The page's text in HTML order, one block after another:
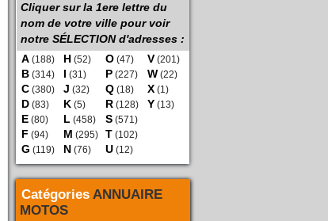
Cliquer sur la 1ere lettre du
nom de votre ville pour voir
notre SÉLECTION d'adresses :
A (188)
B (314)
C (380)
D (83)
E (80)
F (94)
G (119)
H (52)
I (31)
J (32)
K (5)
L (458)
M (295)
N (76)
O (47)
P (227)
Q (18)
R (128)
S (571)
T (102)
U (12)
V (201)
W (22)
X (1)
Y (13)
Catégories ANNUAIRE
MOTOS